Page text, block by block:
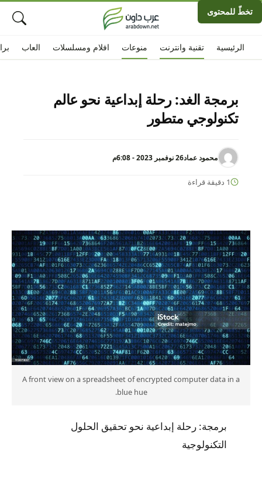
تخطّ للمحتوى
الرئيسية افلام ومسلسلات تقنية وانترنت العاب منوعات
برمجة الغد: رحلة إبداعية نحو عالم
تكنولوجي متطور
محمود عماد26 نوفمبر 2023 - 6:08م
1 دقيقة قراءة
A front view on a spreadsheet of encrypted computer data in a
blue hue.
برمجة: رحلة إبداعية نحو تحقيق الحلول
التكنولوجية